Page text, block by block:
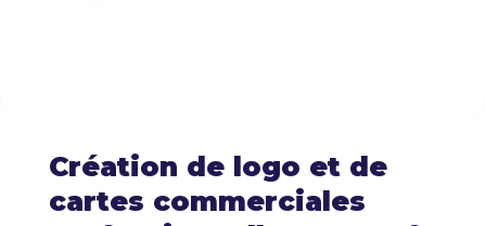
Création de logo et de
cartes commerciales